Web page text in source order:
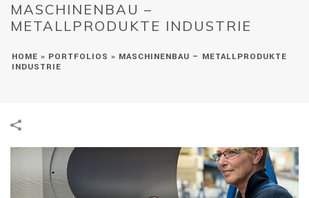
MASCHINENBAU –
METALLPRODUKTE INDUSTRIE
HOME » PORTFOLIOS » MASCHINENBAU – METALLPRODUKTE
INDUSTRIE